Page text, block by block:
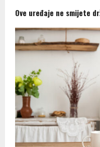
Ove uređaje ne smijete